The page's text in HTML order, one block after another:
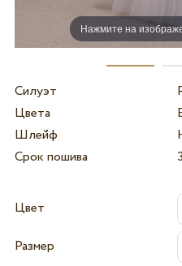
Нажмите на
Силуэт
Цвета
Шлейф
Срок пошива
Цвет
Размер